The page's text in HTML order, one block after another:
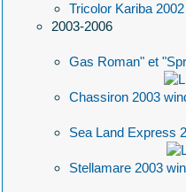
Tricolor Kariba
2003-2006
Gas Roman" et
Chassiron 2003
Sea Land Express
Stellamare 2003